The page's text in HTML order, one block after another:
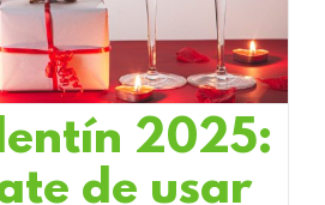
2025:
de usar